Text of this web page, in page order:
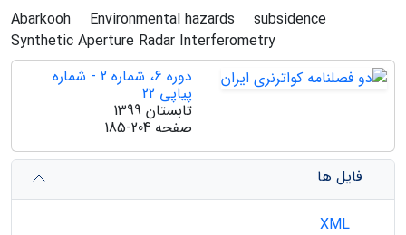
Abarkooh Environmental hazards
subsidence
Synthetic Aperture Radar Interferometry
دوره 6، شماره 2 - شماره
پیاپی 22
تابستان 1399
صفحه 185-204
فایل ها